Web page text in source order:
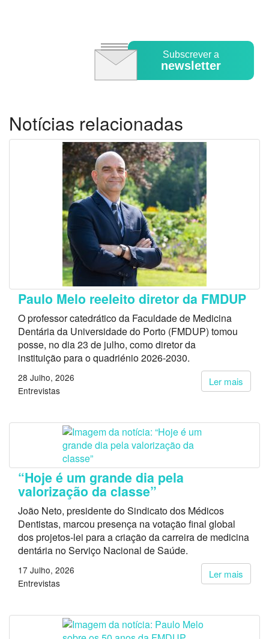
Subscrever a
newsletter
Notícias relacionadas
Paulo Melo reeleito diretor da FMDUP
O professor catedrático da Faculdade de Medicina
Dentária da Universidade do Porto (FMDUP) tomou
posse, no dia 23 de julho, como diretor da
instituição para o quadriénio 2026-2030.
Ler mais
28 Julho, 2026
Entrevistas
“Hoje é um grande dia pela
valorização da classe”
João Neto, presidente do Sindicato dos Médicos
Dentistas, marcou presença na votação final global
dos projetos-lei para a criação da carreira de medicina
dentária no Serviço Nacional de Saúde.
Ler mais
17 Julho, 2026
Entrevistas